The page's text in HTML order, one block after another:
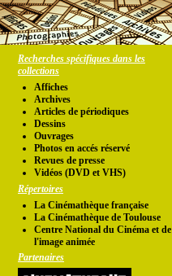
Recherches spécifiques dans les
collections
Affiches
Archives
Articles de périodiques
Dessins
Ouvrages
Photos en accés réservé
Revues de presse
Vidéos (DVD et VHS)
Répertoires
La Cinémathèque française
La Cinémathèque de Toulouse
Centre National du Cinéma et de
l'image animée
Partenaires